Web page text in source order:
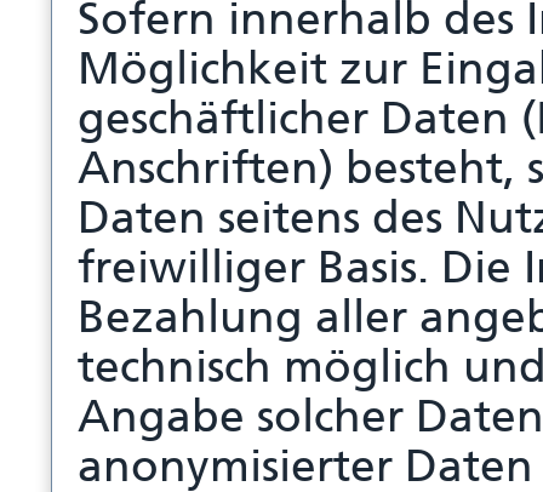
Sofern innerhalb des
Möglichkeit zur
geschäftlicher Daten
Anschriften) besteht,
Daten seitens des
freiwilliger Basis. Die
Bezahlung aller
technisch möglich
Angabe solcher
anonymisierter Daten